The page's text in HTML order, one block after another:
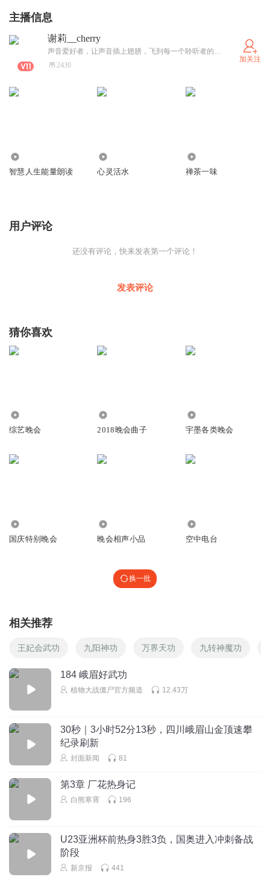
主播信息
谢莉__cherry
声音爱好者，让声音插上翅膀，飞到每一个聆听者的内心深处
2430
加关注
智慧人生能量朗读 心灵活水 禅茶一味
用户评论
还没有评论，快来发表第一个评论！
发表评论
猜你喜欢
综艺晚会 2018晚会曲子 宇墨各类晚会
国庆特别晚会 晚会相声小品 空中电台
换一批
相关推荐
王妃会武功 九阳神功 万界天功 九转神魔功
184 峨眉好武功
植物大战僵尸官方频道 12.43万
30秒｜3小时52分13秒，四川峨眉山金顶速攀
纪录刷新
封面新闻 81
第3章 厂花热身记
白熊寒霄 196
U23亚洲杯前热身3胜3负，国奥进入冲刺备战
阶段
新京报 441